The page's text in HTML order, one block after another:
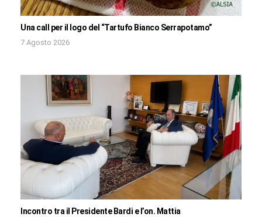
Una call per il logo del “Tartufo Bianco Serrapotamo”
7 Agosto 2026
Incontro tra il Presidente Bardi e l’on. Mattia